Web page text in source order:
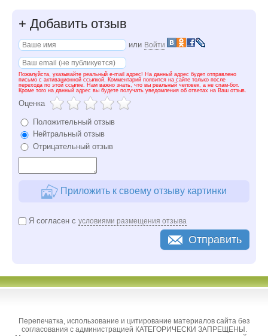
+ Добавить отзыв
или Войти
Пожалуйста, указывайте реальный e-mail адрес! На данный адрес будет отправлено
письмо с активационной ссылкой. Комментарий появится на сайте только после
перехода по этой ссылке. Нам важно знать, что вы реальный человек, а не спам-бот.
Кроме того на данный адрес вы будете получать уведомления об ответах на Ваш отзыв.
Оценка
Положительный отзыв
Нейтральный отзыв
Отрицательный отзыв
Приложить к своему отзыву картинки
Я согласен с условиями размещения отзыва
Отправить
Перепечатка, использование и цитирование материалов сайта без
согласования с администрацией КАТЕГОРИЧЕСКИ ЗАПРЕЩЕНЫ.